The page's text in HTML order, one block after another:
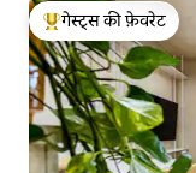
गेस्ट्स का टॉप फ़ेवरेट
गेस्ट्स की फ़ेवरेट